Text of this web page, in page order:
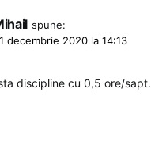
spune:
decembrie 2020 la 14:13
discipline cu 0,5 ore/sapt.